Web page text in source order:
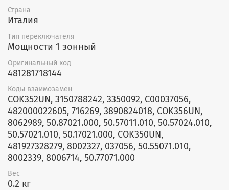
Страна
Италия
Тип переключателя
Мощности 1 зонный
Оригинальный код
481281718144
Коды взаимозамен
COK352UN, 3150788242, 3350092, C00037056,
482000022605, 716269, 3890824018, COK356UN,
8062989, 50.87021.000, 50.57011.010, 50.57024.010,
50.57021.010, 50.17021.000, COK350UN,
481927328279, 8002327, 037056, 50.55071.010,
8002339, 8006714, 50.77071.000
Вес
0.2 кг